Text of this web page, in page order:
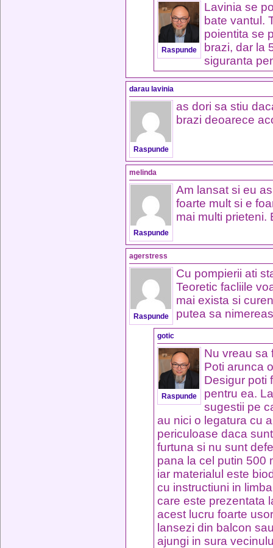
Raspunde
Lavinia se
bate vantul.
poientita se
brazi, dar la
siguranta
darau lavinia
Raspunde
as dori sa stiu
brazi deoarece
melinda
Raspunde
Am lansat si eu
foarte mult si e
mai multi prieteni.
agerstress
Raspunde
Cu pompierii ati
Teoretic facliile
mai exista si
putea sa
gotic
Raspunde
Nu vreau sa
Poti arunca
Desigur poti
pentru ea.
sugestii pe
au nici o legatura cu
periculoase daca
furtuna si nu sunt
pana la cel putin 500
iar materialul este
cu instructiuni in
care este prezentata
acest lucru foarte
lansezi din balcon
ajungi in sura